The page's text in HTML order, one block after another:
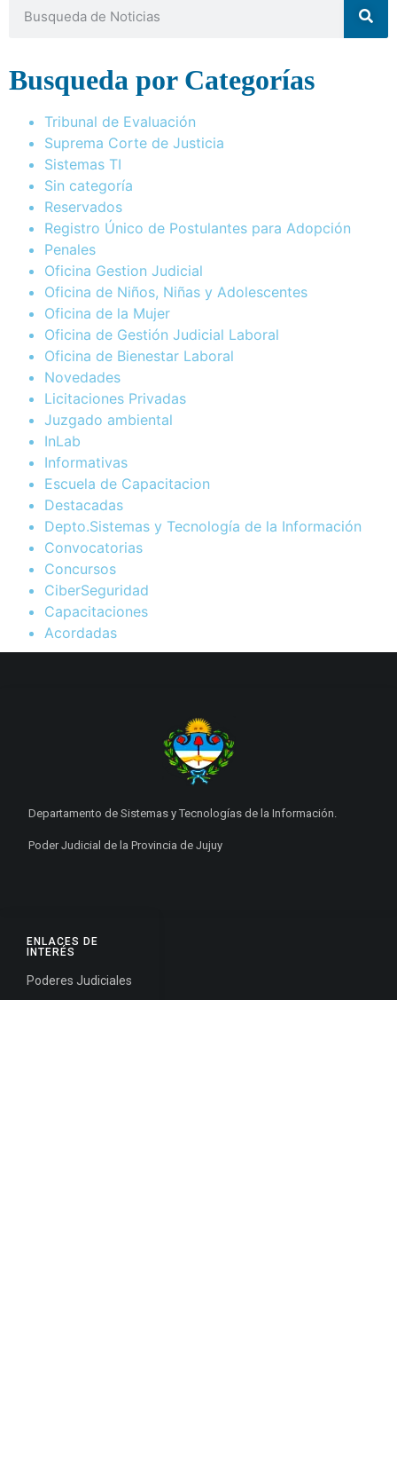
Busqueda por Categorías
Tribunal de Evaluación
Suprema Corte de Justicia
Sistemas TI
Sin categoría
Reservados
Registro Único de Postulantes para Adopción
Penales
Oficina Gestion Judicial
Oficina de Niños, Niñas y Adolescentes
Oficina de la Mujer
Oficina de Gestión Judicial Laboral
Oficina de Bienestar Laboral
Novedades
Licitaciones Privadas
Juzgado ambiental
InLab
Informativas
Escuela de Capacitacion
Destacadas
Depto.Sistemas y Tecnología de la Información
Convocatorias
Concursos
CiberSeguridad
Capacitaciones
Acordadas
ENLACES DE
INTERÉS
Poderes Judiciales
Departamento de Sistemas y Tecnologías de la Información.
Poder Judicial de la Provincia de Jujuy